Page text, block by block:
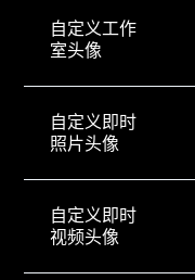
自定义工作
室头像
自定义即时
照片头像
自定义即时
视频头像